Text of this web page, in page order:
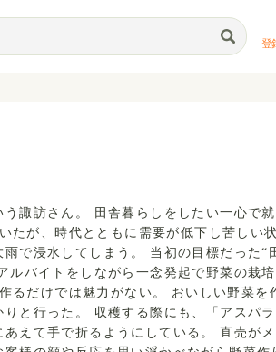
登
諏訪さん。 田舎暮らしをしたい一心で
たが、時代とともに需要が低下し苦しい
で浸水してしまう。 当初の目標だった“
ルバイトをしながら一念発起で野菜の栽
るだけでは魅力がない。 おいしい野菜を
と行った。 収穫する際にも、「アスパ
えて手で折るようにしている。 直売が